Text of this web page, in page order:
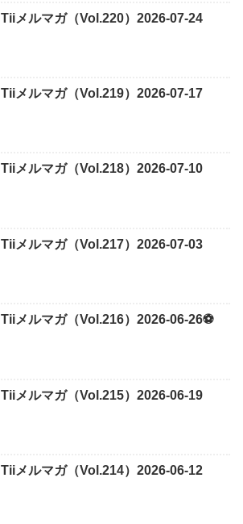
Tiiメルマガ（Vol.220）2026-07-24
Tiiメルマガ（Vol.219）2026-07-17
Tiiメルマガ（Vol.218）2026-07-10
Tiiメルマガ（Vol.217）2026-07-03
Tiiメルマガ（Vol.216）2026-06-26⚽
Tiiメルマガ（Vol.215）2026-06-19
Tiiメルマガ（Vol.214）2026-06-12